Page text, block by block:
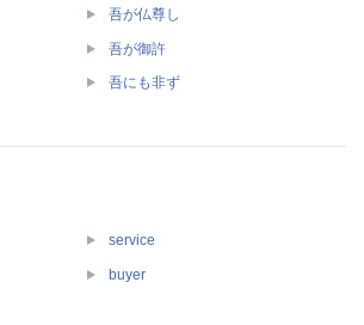
吾が仏尊し
吾が御許
吾にも非ず
service
buyer